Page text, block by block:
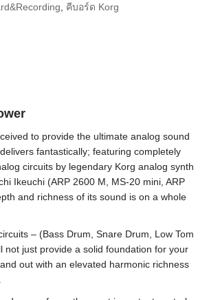
คีบอร์ด Korg
to provide the ultimate analog sound
fantastically; featuring completely
circuits by legendary Korg analog synth
Ikeuchi (ARP 2600 M, MS-20 mini, ARP
and richness of its sound is on a whole
– (Bass Drum, Snare Drum, Low Tom
not just provide a solid foundation for your
out with an elevated harmonic richness